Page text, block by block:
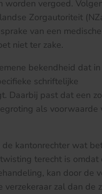
worden vergoed.
Zorgautoriteit
van een
niet ter zake.
bekendheid dat
schriftelijke
Daarbij past dat een
als voorwaarde
kantonrechter wat
terecht is omdat
kan door de
zal dan de